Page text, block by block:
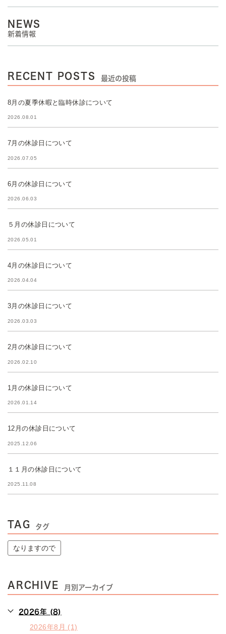
NEWS
新着情報
RECENT POSTS 最近の投稿
8月の夏季休暇と臨時休診について
2026.08.01
7月の休診日について
2026.07.05
6月の休診日について
2026.06.03
５月の休診日について
2026.05.01
4月の休診日について
2026.04.04
3月の休診日について
2026.03.03
2月の休診日について
2026.02.10
1月の休診日について
2026.01.14
12月の休診日について
2025.12.06
１１月の休診日について
2025.11.08
TAG タグ
なりますので
ARCHIVE 月別アーカイブ
2026年 (8)
2026年8月 (1)